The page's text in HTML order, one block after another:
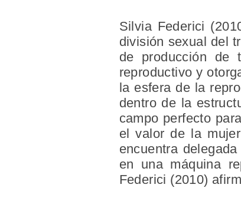
Silvia Federici
división sexual del
de producción de
reproductivo y
la esfera de la
dentro de la
campo perfecto
el valor de la
encuentra
en una máquina
Federici (2010)